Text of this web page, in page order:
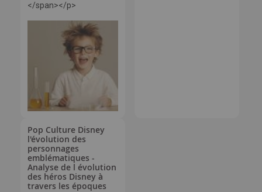
</span></p>
Pop Culture Disney
l'évolution des
personnages
emblématiques -
Analyse de l évolution
des héros Disney à
travers les époques